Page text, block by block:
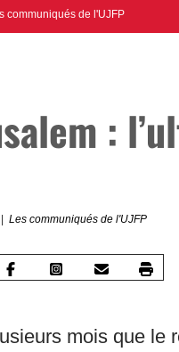
communiqués de l'UJFP
:
Les communiqués de l'UJFP
mois que le